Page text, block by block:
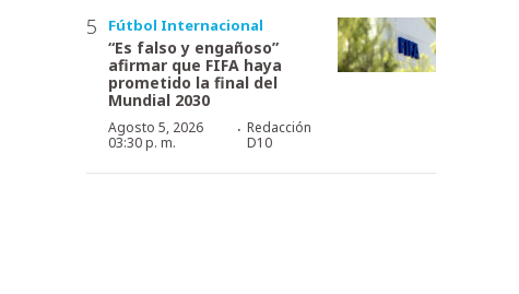
Fútbol Internacional
“Es falso y engañoso”
afirmar que FIFA haya
prometido la final del
Mundial 2030
Agosto 5, 2026
03:30 p. m.
· Redacción
D10